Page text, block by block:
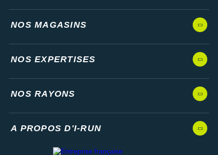
NOS MAGASINS
NOS EXPERTISES
NOS RAYONS
A PROPOS D'I-RUN